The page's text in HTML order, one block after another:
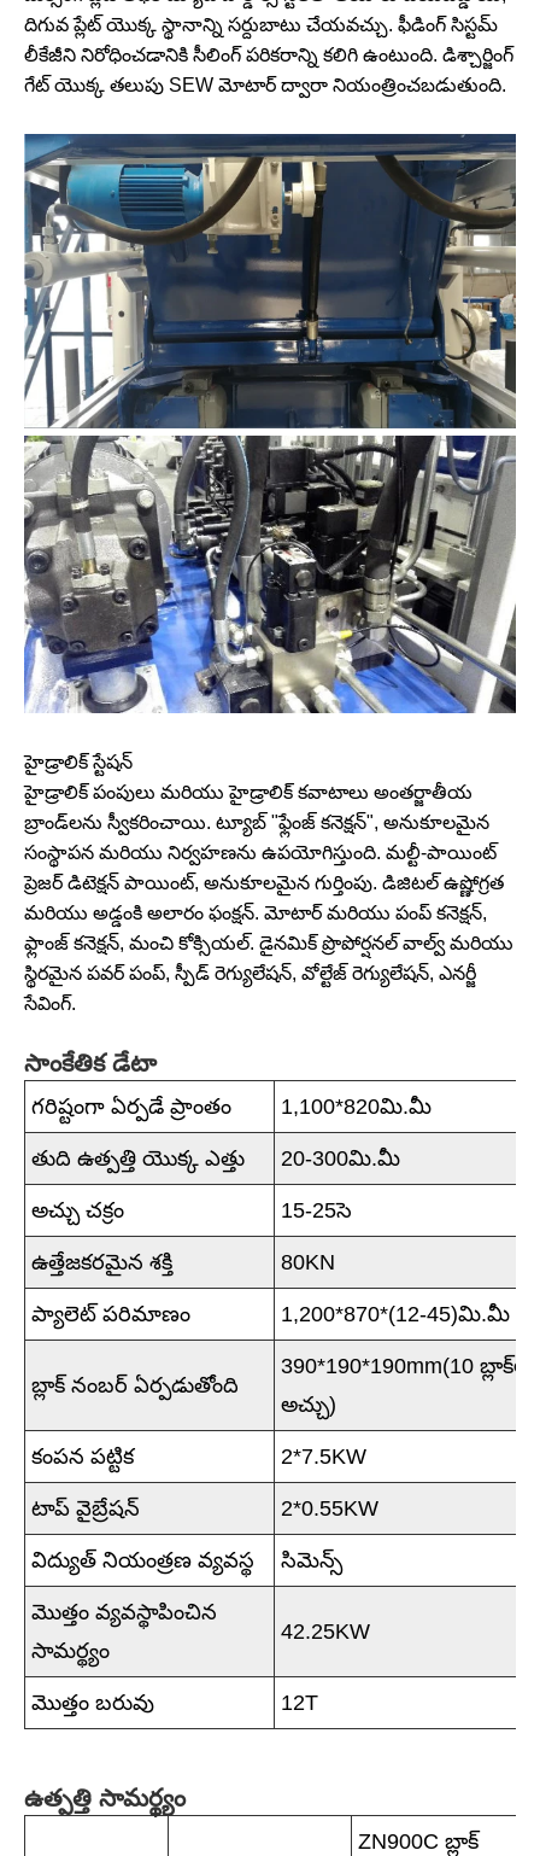
దిగువ ప్లేట్ యొక్క స్థానాన్ని సర్దుబాటు చేయవచ్చు. ఫీడింగ్ సిస్టమ్
లీకేజీని నిరోధించడానికి సీలింగ్ పరికరాన్ని కలిగి ఉంటుంది. డిశ్చార్జింగ్
గేట్ యొక్క తలుపు SEW మోటార్ ద్వారా నియంత్రించబడుతుంది.
హైడ్రాలిక్ స్టేషన్
హైడ్రాలిక్ పంపులు మరియు హైడ్రాలిక్ కవాటాలు అంతర్జాతీయ
బ్రాండ్‌లను స్వీకరించాయి. ట్యూబ్ "ఫ్లేంజ్ కనెక్షన్", అనుకూలమైన
సంస్థాపన మరియు నిర్వహణను ఉపయోగిస్తుంది. మల్టీ-పాయింట్
ప్రెజర్ డిటెక్షన్ పాయింట్, అనుకూలమైన గుర్తింపు. డిజిటల్ ఉష్ణోగ్రత
మరియు అడ్డంకి అలారం ఫంక్షన్. మోటార్ మరియు పంప్ కనెక్షన్,
ఫ్లాంజ్ కనెక్షన్, మంచి కోక్సియల్. డైనమిక్ ప్రొపోర్షనల్ వాల్వ్ మరియు
స్థిరమైన పవర్ పంప్, స్పీడ్ రెగ్యులేషన్, వోల్టేజ్ రెగ్యులేషన్, ఎనర్జీ
సేవింగ్.
సాంకేతిక డేటా
గరిష్టంగా ఏర్పడే ప్రాంతం 1,100*820మి.మీ
తుది ఉత్పత్తి యొక్క ఎత్తు 20-300మి.మీ
అచ్చు చక్రం 15-25సె
ఉత్తేజకరమైన శక్తి 80KN
ప్యాలెట్ పరిమాణం 1,200*870*(12-45)మి.మీ
బ్లాక్ నంబర్ ఏర్పడుతోంది
390*190*190mm(10
అచ్చు)
కంపన పట్టిక 2*7.5KW
టాప్ వైబ్రేషన్ 2*0.55KW
విద్యుత్ నియంత్రణ వ్యవస్థ సిమెన్స్
మొత్తం వ్యవస్థాపించిన
సామర్థ్యం
42.25KW
మొత్తం బరువు 12T
ఉత్పత్తి సామర్థ్యం
ZN900C బ్లాక్